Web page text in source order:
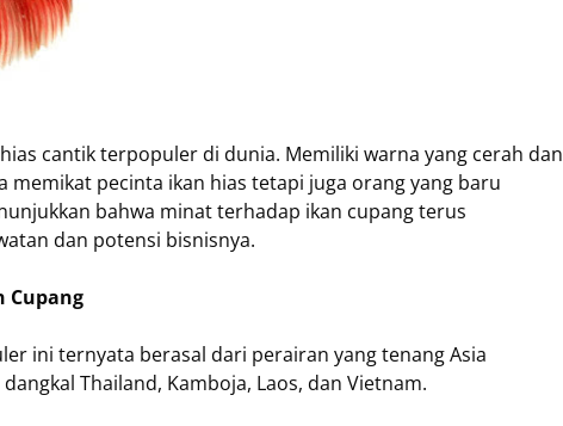
cantik terpopuler di dunia. Memiliki warna yang cerah dan
memikat pecinta ikan hias tetapi juga orang yang baru
bahwa minat terhadap ikan cupang terus
dan potensi bisnisnya.
Cupang
ini ternyata berasal dari perairan yang tenang Asia
Thailand, Kamboja, Laos, dan Vietnam.